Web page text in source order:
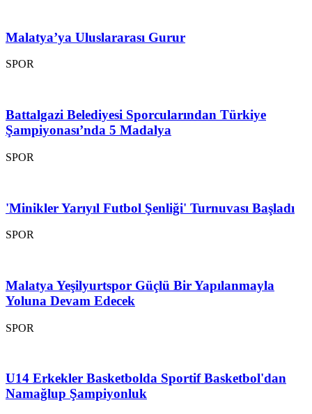
Malatya’ya Uluslararası Gurur
SPOR
Battalgazi Belediyesi Sporcularından Türkiye
Şampiyonası’nda 5 Madalya
SPOR
'Minikler Yarıyıl Futbol Şenliği' Turnuvası Başladı
SPOR
Malatya Yeşilyurtspor Güçlü Bir Yapılanmayla
Yoluna Devam Edecek
SPOR
U14 Erkekler Basketbolda Sportif Basketbol'dan
Namağlup Şampiyonluk